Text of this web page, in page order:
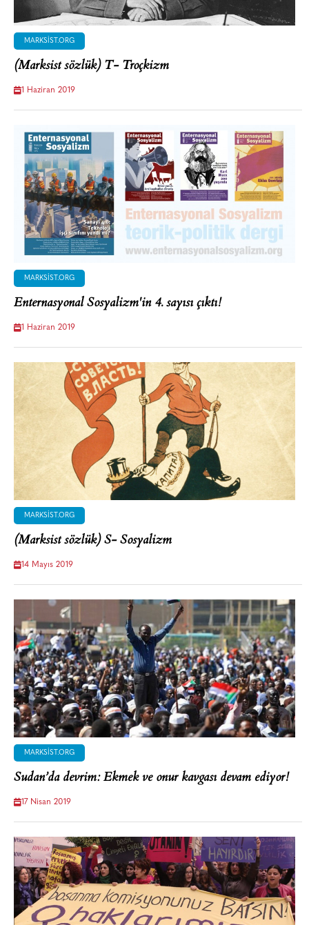
MARKSIST.ORG
(Marksist sözlük) T- Troçkizm
1 Haziran 2019
MARKSIST.ORG
Enternasyonal Sosyalizm'in 4. sayısı çıktı!
1 Haziran 2019
MARKSIST.ORG
(Marksist sözlük) S- Sosyalizm
14 Mayıs 2019
MARKSIST.ORG
Sudan’da devrim: Ekmek ve onur kavgası devam ediyor!
17 Nisan 2019